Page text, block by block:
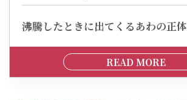
沸騰したときに出てくるあわの正体
READ MORE